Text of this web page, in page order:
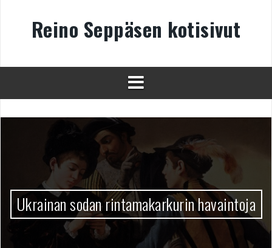
Reino Seppäsen kotisivut
Ukrainan sodan rintamakarkurin havaintoja